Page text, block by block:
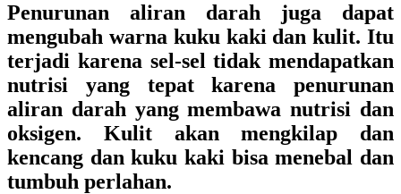
Penurunan aliran darah juga dapat
mengubah warna kuku kaki dan kulit. Itu
terjadi karena sel-sel tidak mendapatkan
nutrisi yang tepat karena penurunan
aliran darah yang membawa nutrisi dan
oksigen. Kulit akan mengkilap dan
kencang dan kuku kaki bisa menebal dan
tumbuh perlahan.